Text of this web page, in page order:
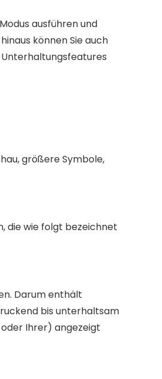
ausführen und
können Sie auch
größere Symbole,
die wie folgt bezeichnet
Darum enthält
bis unterhaltsam
Ihrer) angezeigt